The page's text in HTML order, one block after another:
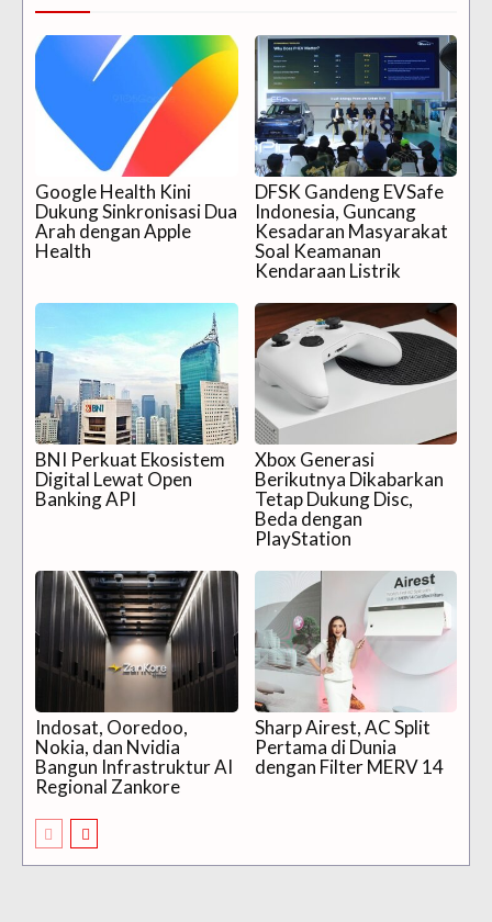
Google Health Kini
Dukung Sinkronisasi Dua
Arah dengan Apple
Health
DFSK Gandeng EVSafe
Indonesia, Guncang
Kesadaran Masyarakat
Soal Keamanan
Kendaraan Listrik
BNI Perkuat Ekosistem
Digital Lewat Open
Banking API
Xbox Generasi
Berikutnya Dikabarkan
Tetap Dukung Disc,
Beda dengan
PlayStation
Indosat, Ooredoo,
Nokia, dan Nvidia
Bangun Infrastruktur AI
Regional Zankore
Sharp Airest, AC Split
Pertama di Dunia
dengan Filter MERV 14